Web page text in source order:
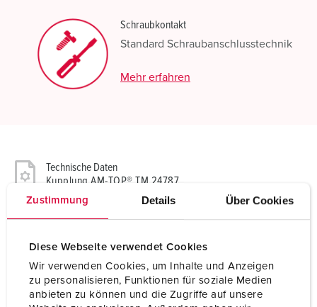
Zustimmung Details Über Cookies
Diese Webseite verwendet Cookies
Wir verwenden Cookies, um Inhalte und Anzeigen
zu personalisieren, Funktionen für soziale Medien
anbieten zu können und die Zugriffe auf unsere
Schraubkontakt
Standard Schraubanschlusstechnik
Mehr erfahren
Technische Daten
Kupplung AM-TOP® TM 24787
Ampere
5 p
440-460 V
Uhrzeitstellung 11 h